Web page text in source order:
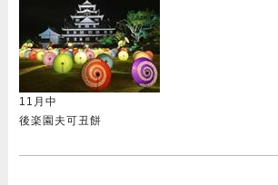
11月中
後楽園夫可丑餅